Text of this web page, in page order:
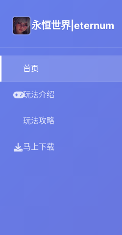
永恒世界|eternum
首页
玩法介绍
玩法攻略
马上下载